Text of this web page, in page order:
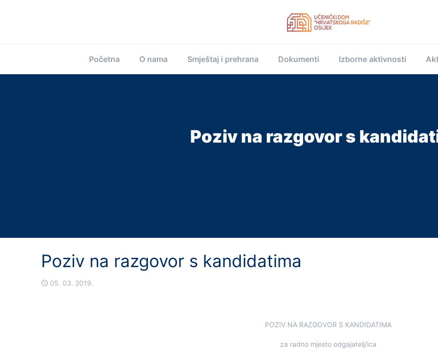
Početna O nama Smještaj i prehrana Dokumenti Izborne aktivnosti
Poziv na razgovor s
Poziv na razgovor s kandidatima
05. 03. 2019.
POZIV NA RAZGOVOR S KANDIDATIMA
za radno mjesto odgajatelj/ica